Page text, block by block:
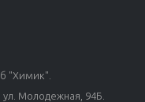
"Химик".
ул. Молодежная, 94Б.